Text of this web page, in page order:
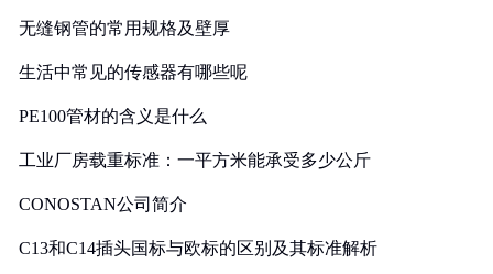
无缝钢管的常用规格及壁厚
生活中常见的传感器有哪些呢
PE100管材的含义是什么
工业厂房载重标准：一平方米能承受多少公斤
CONOSTAN公司简介
C13和C14插头国标与欧标的区别及其标准解析